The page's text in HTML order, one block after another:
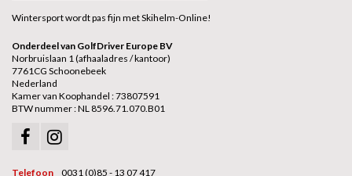
Wintersport wordt pas fijn met Skihelm-Online!
Onderdeel van GolfDriver Europe BV
Norbruislaan 1 (afhaaladres / kantoor)
7761CG Schoonebeek
Nederland
Kamer van Koophandel : 73807591
BTW nummer : NL 8596.71.070.B01
Telefoon 0031 (0)85 - 13 07 417